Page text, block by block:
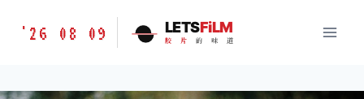
胶
味
'26 08 09 LETSFiLM
胶 片 的 味 道